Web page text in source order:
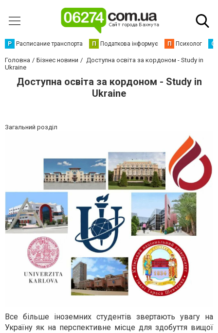
Р Расписание транспорта П Податкова інформує П Психолог С
Головна Бізнес новини
Доступна освіта за кордоном - Study in
Ukraine
Доступна освіта за кордоном - Study in
Ukraine
Загальний розділ
Все більше іноземних студентів звертають увагу на
Україну як на перспективне місце для здобуття вищої